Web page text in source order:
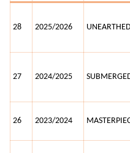
28 2025/2026
27 2024/2025
26 2023/2024